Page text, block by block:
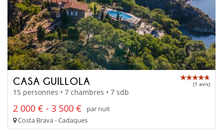
CASA GUILLOLA (1 avis)
15 personnes • 7 chambres • 7 sdb
2 000 € - 3 500 €
par nuit
Costa Brava - Cadaques